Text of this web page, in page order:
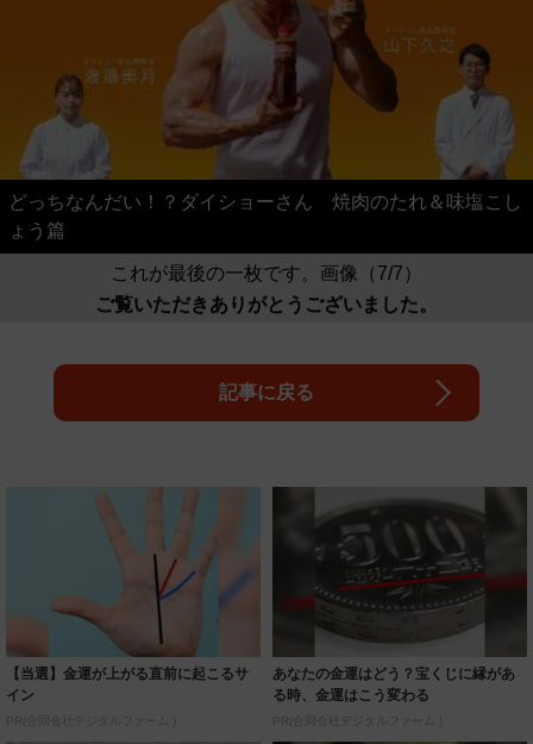
どっちなんだい！？ダイショーさん 焼肉のたれ＆味塩こし
ょう篇
これが最後の一枚です。画像（7/7）
ご覧いただきありがとうございました。
記事に戻る
【当選】金運が上がる直前に起こるサ
イン
PR(合同会社デジタルファーム )
あなたの金運はどう？宝くじに縁があ
る時、金運はこう変わる
PR(合同会社デジタルファーム )